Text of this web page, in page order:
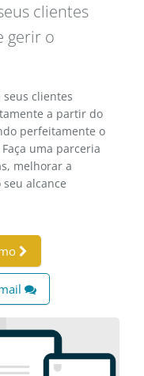
clientes
gerir o
clientes
a partir do
perfeitamente o
uma parceria
melhorar a
alcance